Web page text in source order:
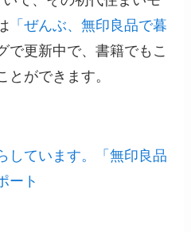
「ぜんぶ、無印良品で暮
で更新中で、書籍でもこ
とができます。
しています。「無印良品
ート